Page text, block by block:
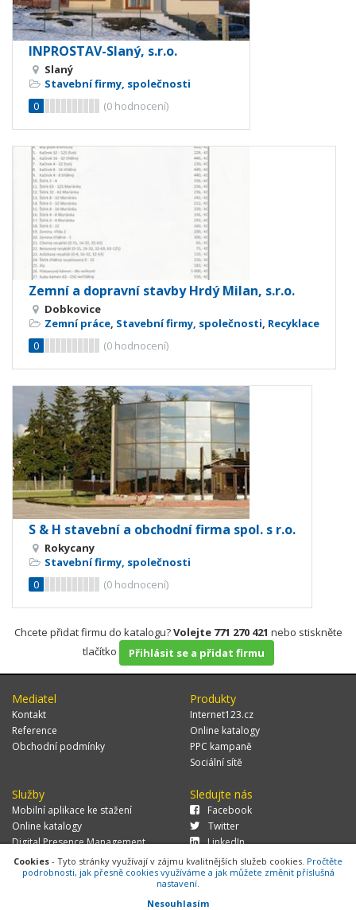
INPROSTAV-Slaný, s.r.o.
Slaný
Stavební firmy, společnosti
0
(0 hodnocení)
Zemní a dopravní stavby Hrdý Milan, s.r.o.
Dobkovice
Zemní práce Stavební firmy, společnosti Recyklace
0
(0 hodnocení)
S & H stavební a obchodní firma spol. s r.o.
Rokycany
Stavební firmy, společnosti
0
(0 hodnocení)
Chcete přidat firmu do katalogu?Volejte 771 270 421 nebo stiskněte
tlačítko
Přihlásit se a přidat firmu
Mediatel
Kontakt
Reference
Obchodní podmínky
Produkty
Internet123.cz
Online katalogy
PPC kampaně
Sociální sítě
Služby
Mobilní aplikace ke stažení
Online katalogy
Digital Presence Management
Více zákazníků
Sledujte nás
Facebook
Twitter
LinkedIn
© 2026 MEDIATEL CZ, s.r.o.,Za Potokem 46/4, 106 00 Praha 10, tel.:
Cookies - Tyto stránky využívají v zájmu kvalitnějších služeb cookies. Pročtěte
podrobnosti, jak přesně cookies využíváme a jak můžete změnit příslušná
nastavení.
Nesouhlasím